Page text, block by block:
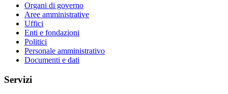
Organi di governo
Aree amministrative
Uffici
Enti e fondazioni
Politici
Personale amministrativo
Documenti e dati
Servizi